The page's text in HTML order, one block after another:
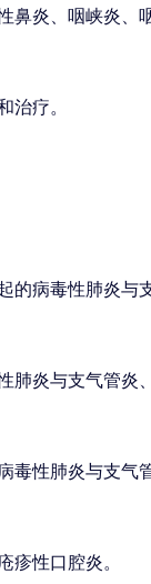
鼻炎、咽峡炎、
治疗。
的病毒性肺炎与
肺炎与支气管炎
毒性肺炎与支气
疹性口腔炎。